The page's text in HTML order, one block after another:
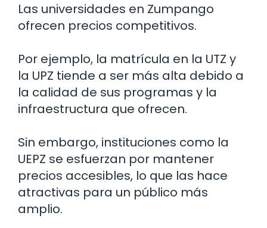
Las universidades en Zumpango
ofrecen precios competitivos.
Por ejemplo, la matrícula en la UTZ y
la UPZ tiende a ser más alta debido a
la calidad de sus programas y la
infraestructura que ofrecen.
Sin embargo, instituciones como la
UEPZ se esfuerzan por mantener
precios accesibles, lo que las hace
atractivas para un público más
amplio.